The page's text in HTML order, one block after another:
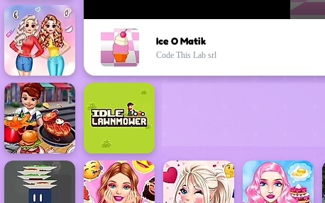
Ice O Matik
Code This Lab srl